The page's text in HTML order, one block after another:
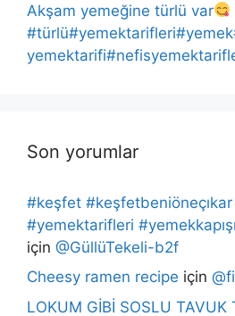
Akşam yemeğine türlü var
Son yorumlar
#keşfet
#yemektarifleri
için @GüllüTekeli-b2f
Cheesy ramen recipe için
LOKUM GİBİ SOSLU TAVUK